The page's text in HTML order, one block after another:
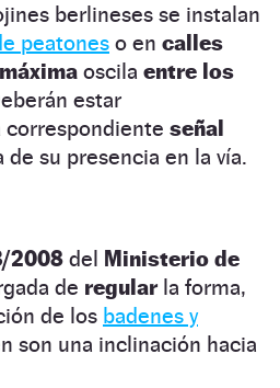
berlineses se instalan
peatones o en calles
oscila entre los
estar
correspondiente señal
su presencia en la vía.
2008 del Ministerio de
de regular la forma,
de los badenes y
son una inclinación hacia